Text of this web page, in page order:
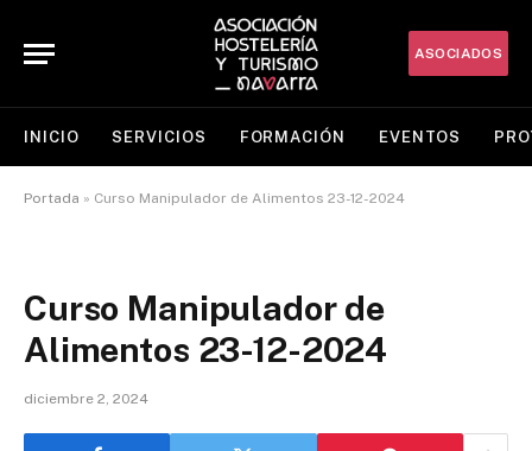
ASOCIADOS
INICIO SERVICIOS FORMACIÓN EVENTOS
Portada » Curso Manipulador de Alimentos 23-12-2024
Curso Manipulador de
Alimentos 23-12-2024
diciembre 2, 2024